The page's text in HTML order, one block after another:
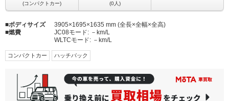
(コンパクトカー) (0人)
ボディサイズ
3905×1695×1635 mm (全長×全幅×全高)
燃費
JC08モード: －km/L
WLTCモード: －km/L
コンパクトカー ハッチバック